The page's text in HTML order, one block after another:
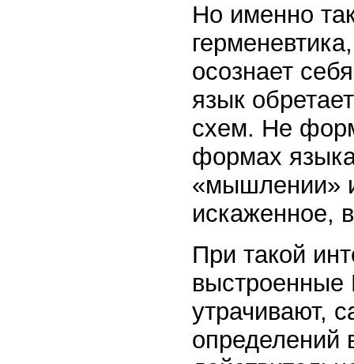
Но именно
осознает
язык
схем. Не
формах
«мышлении»
искаженное,
При такой
выстроенные
утрачивают,
определений